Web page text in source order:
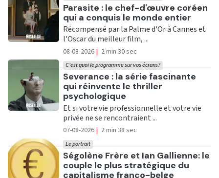
Ecouter
Parasite : le chef-d'œuvre coréen
qui a conquis le monde entier
Récompensé par la Palme d'Or à Cannes et
l'Oscar du meilleur film, ...
08-08-2026 | 2 min 30 sec
Ecouter
Severance : la série fascinante
qui réinvente le thriller
psychologique
C'est quoi le programme sur vos écrans?
Et si votre vie professionnelle et votre vie
privée ne se rencontraient ...
07-08-2026 | 2 min 38 sec
Ecouter
Ségolène Frère et Ian Gallienne: le
couple le plus stratégique du
capitalisme franco-belge
Le portrait